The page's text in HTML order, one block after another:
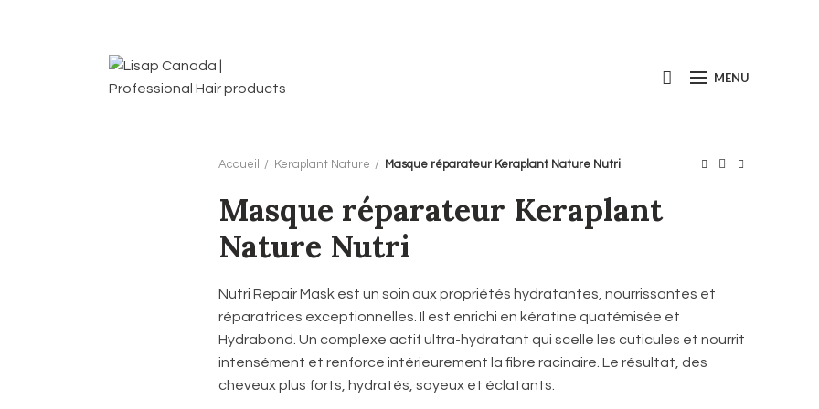
MENU
Accueil
Keraplant Nature Masque réparateur Keraplant Nature Nutri
Masque réparateur Keraplant
Nature Nutri
Nutri Repair Mask est un soin aux propriétés hydratantes, nourrissantes et
réparatrices exceptionnelles. Il est enrichi en kératine quatémisée et
Hydrabond. Un complexe actif ultra-hydratant qui scelle les cuticules et nourrit
intensément et renforce intérieurement la fibre racinaire. Le résultat, des
cheveux plus forts, hydratés, soyeux et éclatants.